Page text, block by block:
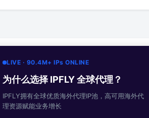
LIVE · 90.4M+ IPs ONLINE
为什么选择 IPFLY 全球代理？
IPFLY拥有全球优质海外代理IP池，高可用海外代
理资源赋能业务增长